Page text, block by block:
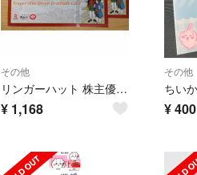
その他
リンガーハット 株主優待券 1100円分 らっこシール付き
¥ 1,168
その他
¥400